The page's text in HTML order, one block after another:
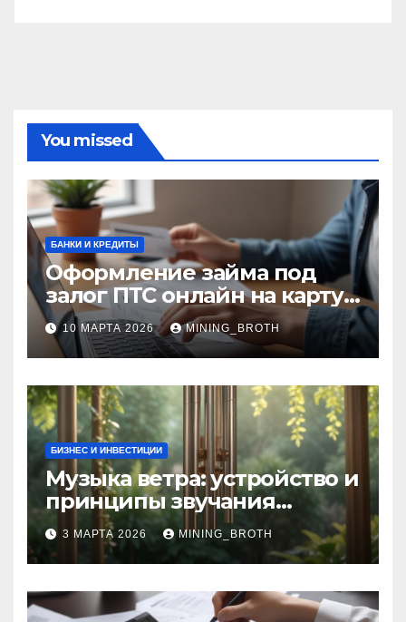
You missed
БАНКИ И КРЕДИТЫ
Оформление займа под
залог ПТС онлайн на карту
без визита в офис: порядок,
требования и документы
10 МАРТА 2026 MINING_BROTH
БИЗНЕС И ИНВЕСТИЦИИ
Музыка ветра: устройство и
принципы звучания
колокольчиков
3 МАРТА 2026 MINING_BROTH